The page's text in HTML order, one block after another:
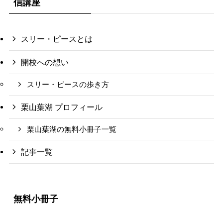
信講座
スリー・ピースとは
開校への想い
スリー・ピースの歩き方
栗山葉湖 プロフィール
栗山葉湖の無料小冊子一覧
記事一覧
無料小冊子